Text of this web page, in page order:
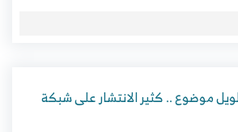
موضوع .. كثير الانتشار على شبكة